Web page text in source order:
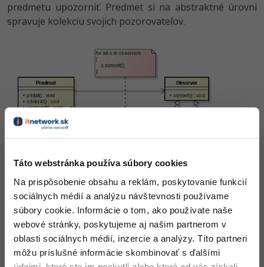
Táto webstránka používa súbory cookies
Na prispôsobenie obsahu a reklám, poskytovanie funkcií
sociálnych médií a analýzu návštevnosti používame
súbory cookie. Informácie o tom, ako používate naše
webové stránky, poskytujeme aj našim partnerom v
oblasti sociálnych médií, inzercie a analýzy. Títo partneri
môžu príslušné informácie skombinovať s ďalšími
SEO -30%
Copywriting
MS Office
Google Dokumenty
Time management
Fórum
Linux a UNIX
Adobe Illustrator
Adobe Lightroom
Adobe XD -15%
Adobe InDesign -25%
Adobe After Effects
Blender
Inkscape
Fotografovanie -80%
Video
predmetu upozorniť. Predmet si na abstraktné úrovni
spravuje kolekciu svojich pozorovateľov.
Pri zmene stavu na sebe predmet zavolá metódu
upozornit() ao viac sa nestará. Metóda je
implementovaná v abstraktnej triede
Predmet a
proiteruje kolekciu jeho pozorovateľov. Na nich je